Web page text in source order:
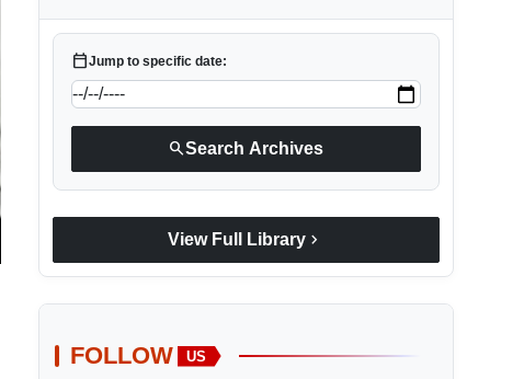
calendar_todayJump to specific date:
searchSearch Archives
View Full Library chevron_right
FOLLOW US